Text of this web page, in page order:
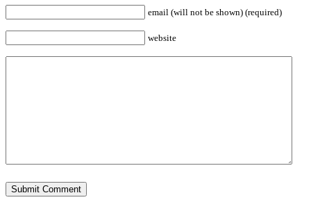
email (will not be shown) (required)
website